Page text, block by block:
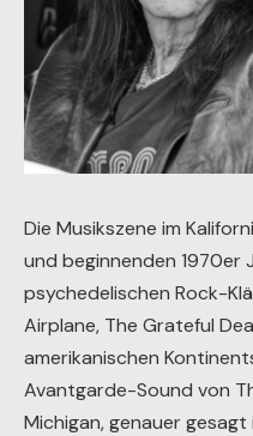
Die Musikszene im
und beginnenden 1970er
psychedelischen Rock-
Airplane, The Grateful
amerikanischen
Avantgarde-Sound von
Michigan, genauer